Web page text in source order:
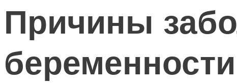
Причины
беременности